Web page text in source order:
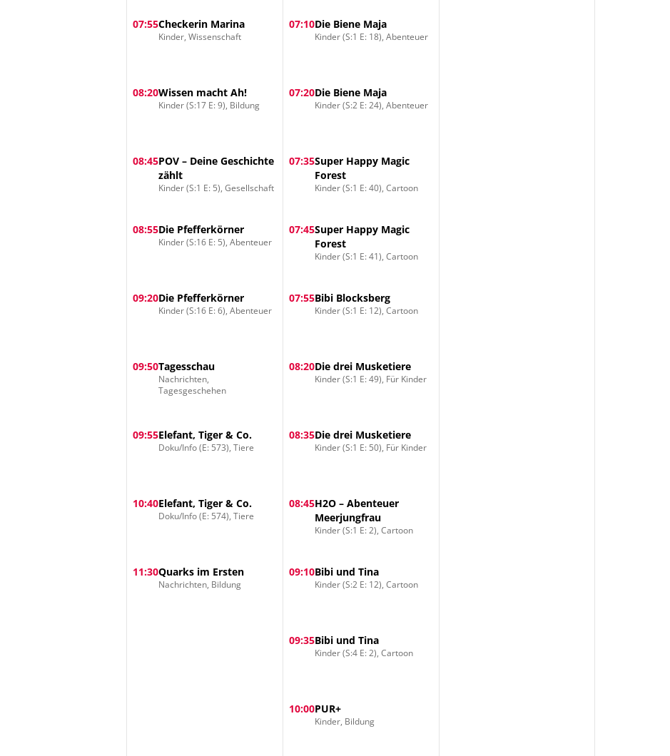
07:55Checkerin Marina
Kinder, Wissenschaft
08:20Wissen macht Ah!
Kinder (S:17 E: 9), Bildung
08:45POV – Deine Geschichte
zählt
Kinder (S:1 E: 5), Gesellschaft
08:55Die Pfefferkörner
Kinder (S:16 E: 5), Abenteuer
09:20Die Pfefferkörner
Kinder (S:16 E: 6), Abenteuer
09:50Tagesschau
Nachrichten,
Tagesgeschehen
09:55Elefant, Tiger & Co.
Doku/Info (E: 573), Tiere
10:40Elefant, Tiger & Co.
Doku/Info (E: 574), Tiere
11:30Quarks im Ersten
Nachrichten, Bildung
07:10Die Biene Maja
Kinder (S:1 E: 18), Abenteuer
07:20Die Biene Maja
Kinder (S:2 E: 24), Abenteuer
07:35Super Happy Magic
Forest
Kinder (S:1 E: 40), Cartoon
07:45Super Happy Magic
Forest
Kinder (S:1 E: 41), Cartoon
07:55Bibi Blocksberg
Kinder (S:1 E: 12), Cartoon
08:20Die drei Musketiere
Kinder (S:1 E: 49), Für Kinder
08:35Die drei Musketiere
Kinder (S:1 E: 50), Für Kinder
08:45H2O – Abenteuer
Meerjungfrau
Kinder (S:1 E: 2), Cartoon
09:10Bibi und Tina
Kinder (S:2 E: 12), Cartoon
09:35Bibi und Tina
Kinder (S:4 E: 2), Cartoon
10:00PUR+
Kinder, Bildung